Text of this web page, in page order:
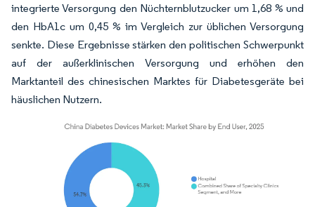
integrierte Versorgung den Nüchternblutzucker um 1,68 % und
den HbA1c um 0,45 % im Vergleich zur üblichen Versorgung
senkte. Diese Ergebnisse stärken den politischen Schwerpunkt
auf der außerklinischen Versorgung und erhöhen den
Marktanteil des chinesischen Marktes für Diabetesgeräte bei
häuslichen Nutzern.